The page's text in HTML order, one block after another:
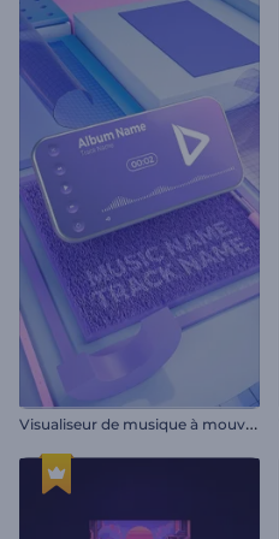
V
isualiseur de musique à mouvement cinétique